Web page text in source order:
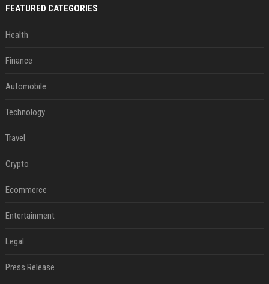
FEATURED CATEGORIES
Health
Finance
Automobile
Technology
Travel
Crypto
Ecommerce
Entertainment
Legal
Press Release